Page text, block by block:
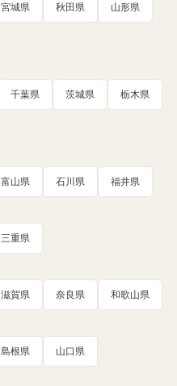
宮城県 秋田県 山形県
千葉県 茨城県 栃木県
富山県 石川県 福井県
三重県
滋賀県 奈良県 和歌山県
島根県 山口県